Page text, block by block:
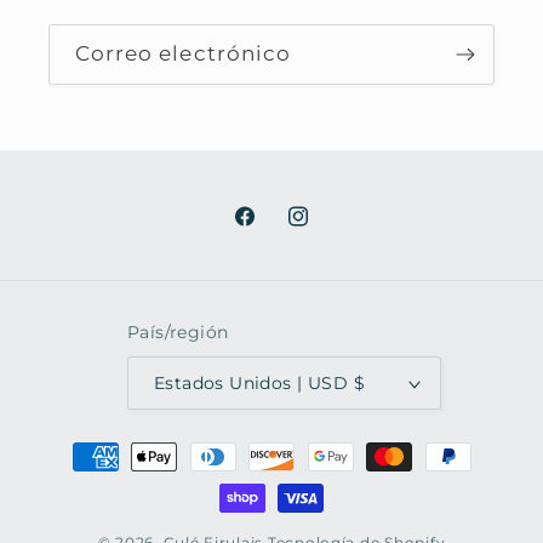
Correo electrónico
FacebookInstagram
País/región
Estados Unidos | USD $
Formas